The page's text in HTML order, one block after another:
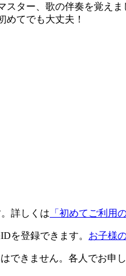
ター、歌の伴奏を覚え
てでも大丈夫！
詳しくは 「初めてご利用
を登録できます。 お子様
きません。各人でお申